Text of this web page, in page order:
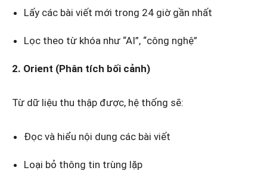
Lấy các bài viết mới trong 24 giờ gần nhất
Lọc theo từ khóa như “AI”, “công nghệ”
2. Orient (Phân tích bối cảnh)
Từ dữ liệu thu thập được, hệ thống sẽ:
Đọc và hiểu nội dung các bài viết
Loại bỏ thông tin trùng lặp